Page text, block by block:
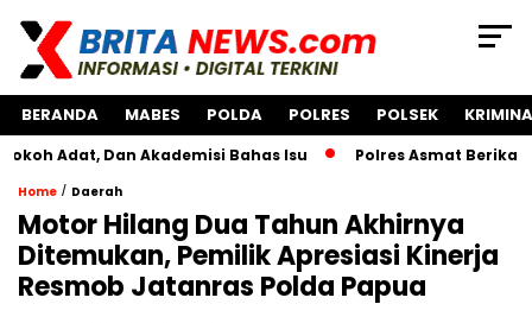
BERANDA MABES POLDA POLRES POLSEK
Dan Akademisi Bahas Isu Polres Asmat Berikan Bantuan
Home / Daerah
Motor Hilang Dua Tahun Akhirnya
Ditemukan, Pemilik Apresiasi Kinerja
Resmob Jatanras Polda Papua